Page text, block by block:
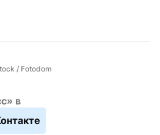
/ Fotodom
в